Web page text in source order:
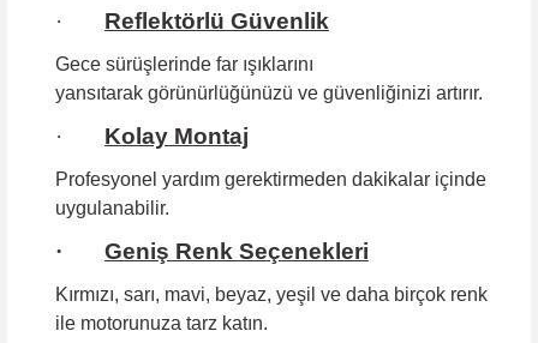
· Reflektörlü Güvenlik
Gece sürüşlerinde far ışıklarını
yansıtarak görünürlüğünüzü ve güvenliğinizi artırır.
· Kolay Montaj
Profesyonel yardım gerektirmeden dakikalar içinde
uygulanabilir.
· Geniş Renk Seçenekleri
Kırmızı, sarı, mavi, beyaz, yeşil ve daha birçok renk
ile motorunuza tarz katın.